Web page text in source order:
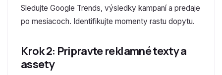
Sledujte Google Trends, výsledky kampaní a predaje
po mesiacoch. Identifikujte momenty rastu dopytu.
Krok 2: Pripravte reklamné texty a
assety